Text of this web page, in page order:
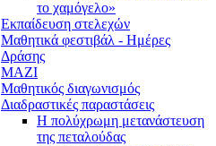
το χαμόγελο»
Εκπαίδευση στελεχών
Μαθητικά φεστιβάλ - Ημέρες
Δράσης
ΜΑΖΙ
Μαθητικός διαγωνισμός
Διαδραστικές παραστάσεις
Η πολύχρωμη μετανάστευση
της πεταλούδας